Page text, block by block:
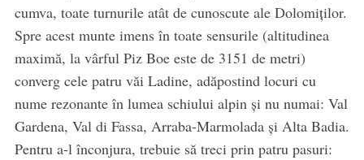
cumva, toate turnurile atât de cunoscute ale Dolomiților.
Spre acest munte imens în toate sensurile (altitudinea
maximă, la vârful Piz Boe este de 3151 de metri)
converg cele patru văi Ladine, adăpostind locuri cu
nume rezonante în lumea schiului alpin și nu numai: Val
Gardena, Val di Fassa, Arraba-Marmolada și Alta Badia.
Pentru a-l înconjura, trebuie să treci prin patru pasuri: